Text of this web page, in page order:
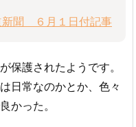
新聞 ６月１日付記事
保護されたようです。
日常なのかとか、色々
かった。